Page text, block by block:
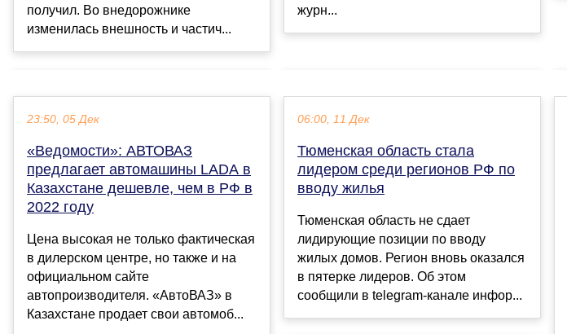
получил. Во внедорожнике
изменилась внешность и частич...
журн...
23:50, 05 Дек
«Ведомости»: АВТОВАЗ
предлагает автомашины LADA в
Казахстане дешевле, чем в РФ в
2022 году
Цена высокая не только фактическая
в дилерском центре, но также и на
официальном сайте
автопроизводителя. «АвтоВАЗ» в
Казахстане продает свои автомоб...
06:00, 11 Дек
Тюменская область стала
лидером среди регионов РФ по
вводу жилья
Тюменская область не сдает
лидирующие позиции по вводу
жилых домов. Регион вновь оказался
в пятерке лидеров. Об этом
сообщили в telegram-канале инфор...